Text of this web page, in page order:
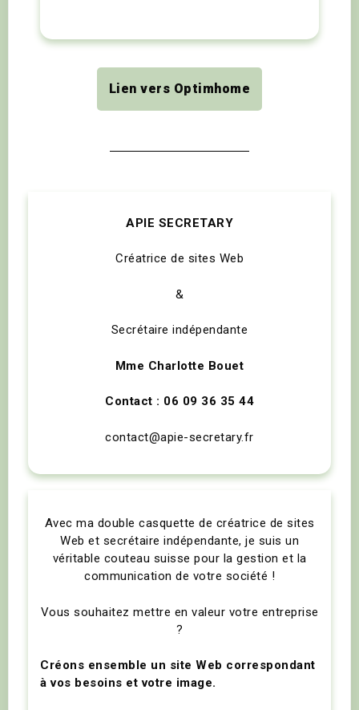
Lien vers Optimhome
APIE SECRETARY
Créatrice de sites Web
&
Secrétaire indépendante
Mme Charlotte Bouet
Contact : 06 09 36 35 44
contact@apie-secretary.fr
Avec ma double casquette de créatrice de sites
Web et secrétaire indépendante, je suis un
véritable couteau suisse pour la gestion et la
communication de votre société !
Vous souhaitez mettre en valeur votre entreprise
?
Créons ensemble un site Web correspondant
à vos besoins et votre image.